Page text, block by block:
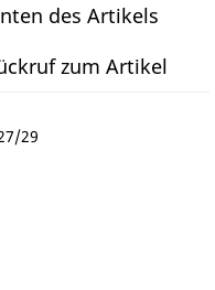
des Artikels
zum Artikel
29